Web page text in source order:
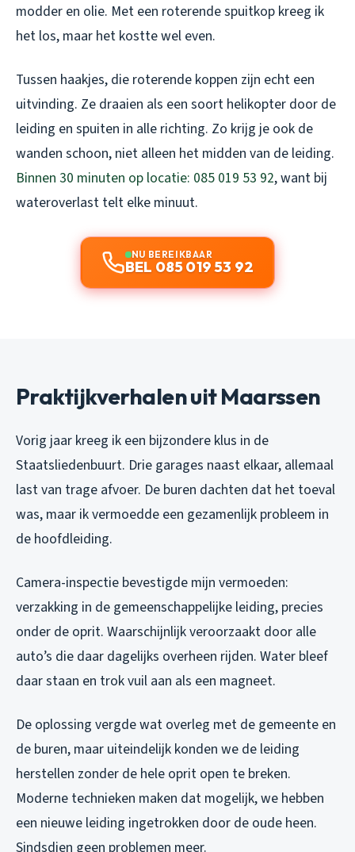
modder en olie. Met een roterende spuitkop kreeg ik
het los, maar het kostte wel even.
Tussen haakjes, die roterende koppen zijn echt een
uitvinding. Ze draaien als een soort helikopter door de
leiding en spuiten in alle richting. Zo krijg je ook de
wanden schoon, niet alleen het midden van de leiding.
Binnen 30 minuten op locatie: 085 019 53 92, want bij
wateroverlast telt elke minuut.
NU BEREIKBAAR
BEL 085 019 53 92
Praktijkverhalen uit Maarssen
Vorig jaar kreeg ik een bijzondere klus in de
Staatsliedenbuurt. Drie garages naast elkaar, allemaal
last van trage afvoer. De buren dachten dat het toeval
was, maar ik vermoedde een gezamenlijk probleem in
de hoofdleiding.
Camera-inspectie bevestigde mijn vermoeden:
verzakking in de gemeenschappelijke leiding, precies
onder de oprit. Waarschijnlijk veroorzaakt door alle
auto’s die daar dagelijks overheen rijden. Water bleef
daar staan en trok vuil aan als een magneet.
De oplossing vergde wat overleg met de gemeente en
de buren, maar uiteindelijk konden we de leiding
herstellen zonder de hele oprit open te breken.
Moderne technieken maken dat mogelijk, we hebben
een nieuwe leiding ingetrokken door de oude heen.
Sindsdien geen problemen meer.